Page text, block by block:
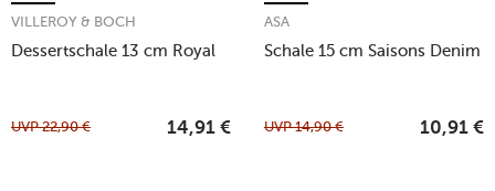
Dessertschale 13 cm Royal
VILLEROY & BOCH
UVP22,90 € 14,91 €
Schale 15 cm Saisons Denim
ASA
UVP14,90 € 10,91 €